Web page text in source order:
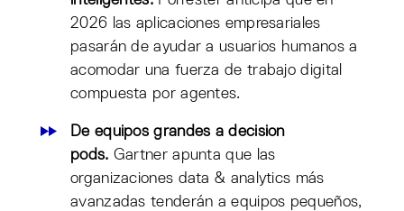
2026 las aplicaciones empresariales
pasarán de ayudar a usuarios humanos a
acomodar una fuerza de trabajo digital
compuesta por agentes.
De equipos grandes a decision
pods. Gartner apunta que las
organizaciones data & analytics más
avanzadas tenderán a equipos pequeños,